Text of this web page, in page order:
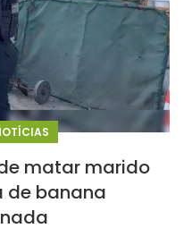
matar marido
de banana